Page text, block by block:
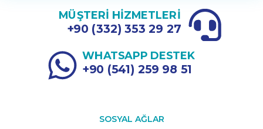
MÜŞTERİ HİZMETLERİ
+90 (332) 353 29 27
WHATSAPP DESTEK
+90 (541) 259 98 51
SOSYAL AĞLAR